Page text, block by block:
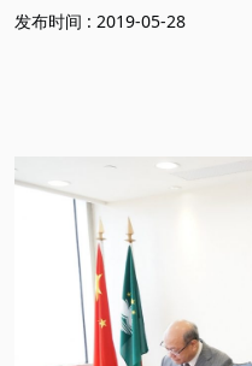
发布时间 : 2019-05-28